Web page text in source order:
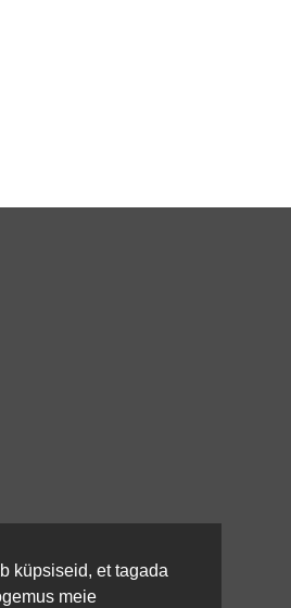
küpsiseid, et tagada
meie